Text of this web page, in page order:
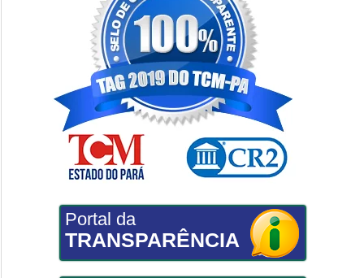
Portal da
TRANSPARÊNCIA